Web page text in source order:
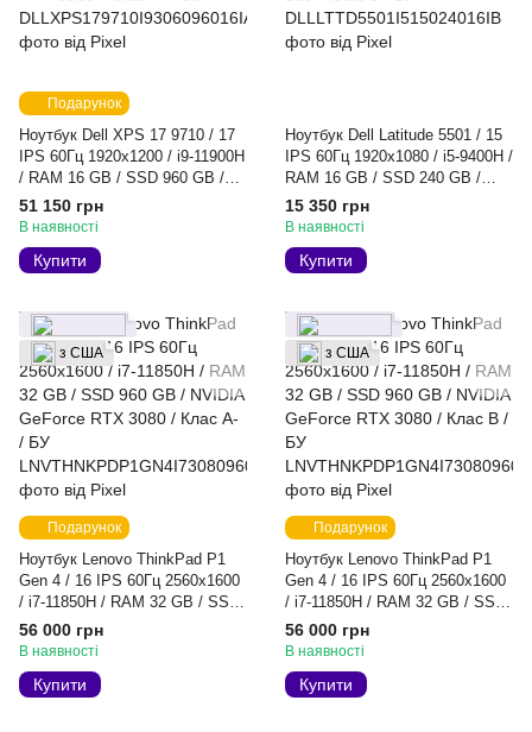
Подарунок
Ноутбук Dell XPS 17 9710 / 17
IPS 60Гц 1920x1200 / i9-11900H
/ RAM 16 GB / SSD 960 GB /
NVIDIA GeForce RTX 3060 /
Клас A- / БУ
51 150 грн
В наявності
Купити
Ноутбук Dell Latitude 5501 / 15
IPS 60Гц 1920x1080 / i5-9400H /
RAM 16 GB / SSD 240 GB /
NVIDIA GeForce MX 150 / Клас
B / БУ
15 350 грн
В наявності
Купити
Подарунок
з США
Ноутбук Lenovo ThinkPad P1
Gen 4 / 16 IPS 60Гц 2560x1600
/ i7-11850H / RAM 32 GB / SSD
960 GB / NVIDIA GeForce RTX
3080 / Клас A- / БУ
56 000 грн
В наявності
Купити
Подарунок
з США
Ноутбук Lenovo ThinkPad P1
Gen 4 / 16 IPS 60Гц 2560x1600
/ i7-11850H / RAM 32 GB / SSD
960 GB / NVIDIA GeForce RTX
3080 / Клас B / БУ
56 000 грн
В наявності
Купити